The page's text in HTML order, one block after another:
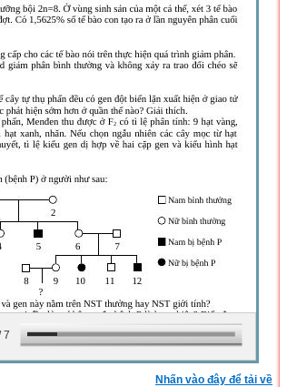
7
Nhấn vào đây để tải về